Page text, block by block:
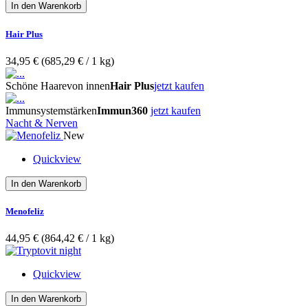
In den Warenkorb
Hair Plus
34,95 € (685,29 €­ / 1 kg)
Schöne Haarevon innenHair Plusjetzt kaufen
ImmunsystemstärkenImmun360 jetzt kaufen
Nacht & Nerven
New
Quickview
In den Warenkorb
Menofeliz
44,95 € (864,42 €­ / 1 kg)
Quickview
In den Warenkorb